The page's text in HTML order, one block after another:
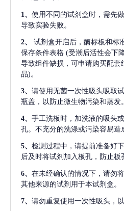
1、 使用不同的试剂盒时，需先
导致实验失败。
2、
试剂盒开启后，酶标板和标
保存条件表格 (受潮后活性会下
导致组件缺损，可申请购买配套
品)。
3、 请使用无菌一次性吸头吸取
瓶盖，以防止微生物污染和蒸发。
4、 手工洗板时，加洗液的吸头
孔。不充分的洗涤或污染容易造
5、 检测过程中，请提前准备好
后及时将试剂加入板孔，防止板
6、 在未经确认的情况下，请勿
其他来源的试剂用于本试剂盒。
7、 请勿重复使用一次性吸头，